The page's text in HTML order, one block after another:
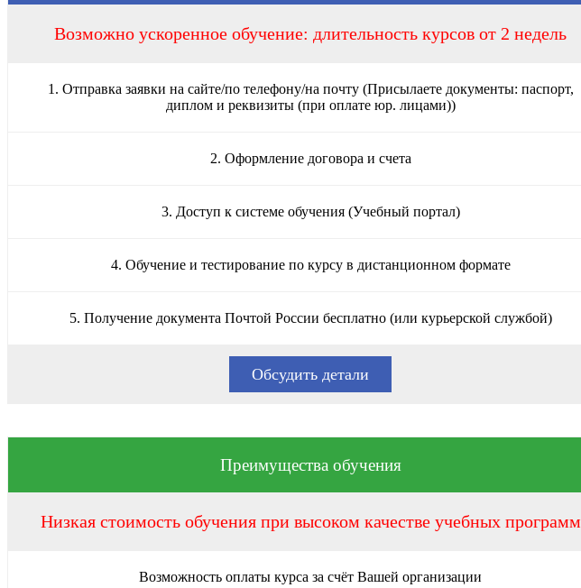
Возможно ускоренное обучение: длительность курсов от 2 недель
1. Отправка заявки на сайте/по телефону/на почту (Присылаете документы: паспорт,
диплом и реквизиты (при оплате юр. лицами))
2. Оформление договора и счета
3. Доступ к системе обучения (Учебный портал)
4. Обучение и тестирование по курсу в дистанционном формате
5. Получение документа Почтой России бесплатно (или курьерской службой)
Обсудить детали
Преимущества обучения
Низкая стоимость обучения при высоком качестве учебных программ
Возможность оплаты курса за счёт Вашей организации